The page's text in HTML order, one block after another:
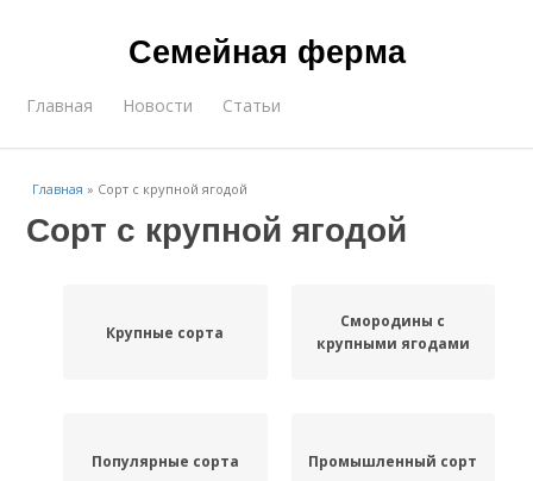
Семейная ферма
Главная Новости Статьи
Главная » Сорт с крупной ягодой
Сорт с крупной ягодой
Крупные сорта
Смородины с
крупными ягодами
Популярные сорта Промышленный сорт